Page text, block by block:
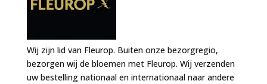
Wij zijn lid van Fleurop. Buiten onze bezorgregio,
bezorgen wij de bloemen met Fleurop. Wij verzenden
uw bestelling nationaal en internationaal naar andere